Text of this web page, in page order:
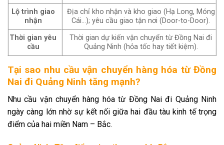
Lộ trình giao
nhận
Địa chỉ kho nhận và kho giao (Hạ Long, Móng
Cái…); yêu cầu giao tận nơi (Door-to-Door).
Thời gian yêu
cầu
Thời gian dự kiến vận chuyển từ Đồng Nai đi
Quảng Ninh (hỏa tốc hay tiết kiệm).
Tại sao nhu cầu vận chuyển hàng hóa từ Đồng
Nai đi Quảng Ninh tăng mạnh?
Nhu cầu vận chuyển hàng hóa từ Đồng Nai đi Quảng Ninh
ngày càng lớn nhờ sự kết nối giữa hai đầu tàu kinh tế trọng
điểm của hai miền Nam – Bắc.